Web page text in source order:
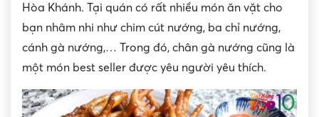
Hòa Khánh. Tại quán có rất nhiều món ăn vặt cho
bạn nhâm nhi như chim cút nướng, ba chỉ nướng,
cánh gà nướng,… Trong đó, chân gà nướng cũng là
một món best seller được yêu người yêu thích.